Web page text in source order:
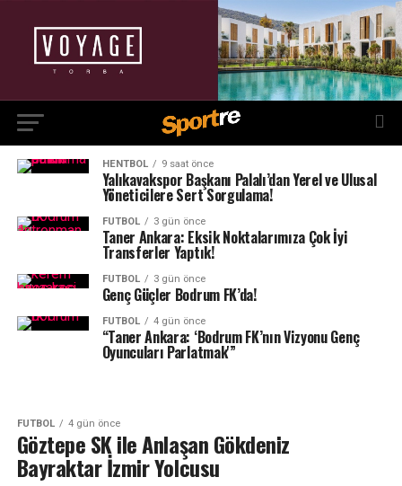
HENTBOL 9 saat önce
Yalıkavakspor Başkanı Palalı’dan Yerel ve Ulusal
Yöneticilere Sert Sorgulama!
FUTBOL 3 gün önce
Taner Ankara: Eksik Noktalarımıza Çok İyi
Transferler Yaptık!
FUTBOL 3 gün önce
Genç Güçler Bodrum FK’da!
FUTBOL 4 gün önce
“Taner Ankara: ‘Bodrum FK’nın Vizyonu Genç
Oyuncuları Parlatmak'”
FUTBOL 4 gün önce
Göztepe SK ile Anlaşan Gökdeniz
Bayraktar İzmir Yolcusu